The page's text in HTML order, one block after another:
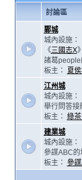
討論區
鄴城
城內設施：
《三國志X
諸葛people
板主：
夏
江州城
城內設施：
舉行問答接
板主： 綠
建業城
城內設施：
參謀ABC的
板主： 參